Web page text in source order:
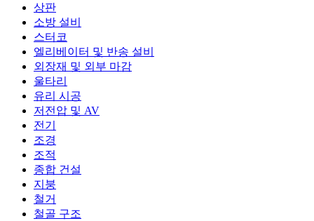
상판
소방 설비
스터코
엘리베이터 및 반송 설비
외장재 및 외부 마감
울타리
유리 시공
저전압 및 AV
전기
조경
조적
종합 건설
지붕
철거
철골 구조